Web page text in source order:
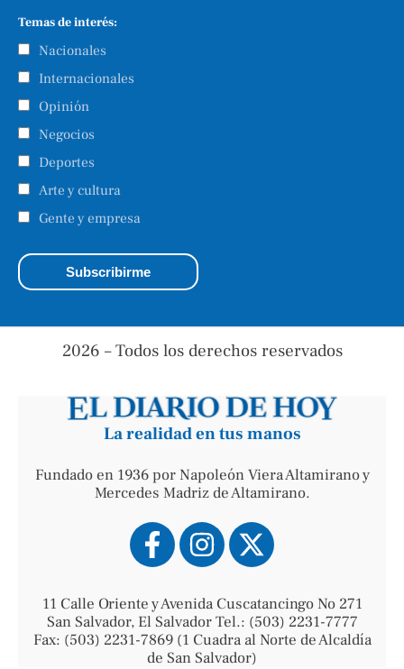
Temas de interés:
Nacionales
Internacionales
Opinión
Negocios
Deportes
Arte y cultura
Gente y empresa
2026 – Todos los derechos reservados
La realidad en tus manos
Fundado en 1936 por Napoleón Viera Altamirano y
Mercedes Madriz de Altamirano.
11 Calle Oriente y Avenida Cuscatancingo No 271
San Salvador, El Salvador Tel.: (503) 2231-7777
Fax: (503) 2231-7869 (1 Cuadra al Norte de Alcaldía
de San Salvador)